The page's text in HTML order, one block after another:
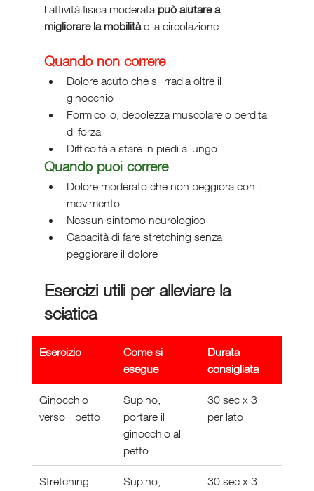
l’attività fisica moderata può aiutare a
migliorare la mobilità e la circolazione.
Quando non correre
Dolore acuto che si irradia oltre il
ginocchio
Formicolio, debolezza muscolare o perdita
di forza
Difficoltà a stare in piedi a lungo
Quando puoi correre
Dolore moderato che non peggiora con il
movimento
Nessun sintomo neurologico
Capacità di fare stretching senza
peggiorare il dolore
Esercizi utili per alleviare la
sciatica
Esercizio
Come si
esegue
Durata
consigliata
Ginocchio
verso il petto
Supino,
portare il
ginocchio al
petto
30 sec x 3
per lato
Stretching
Supino,
30 sec x 3